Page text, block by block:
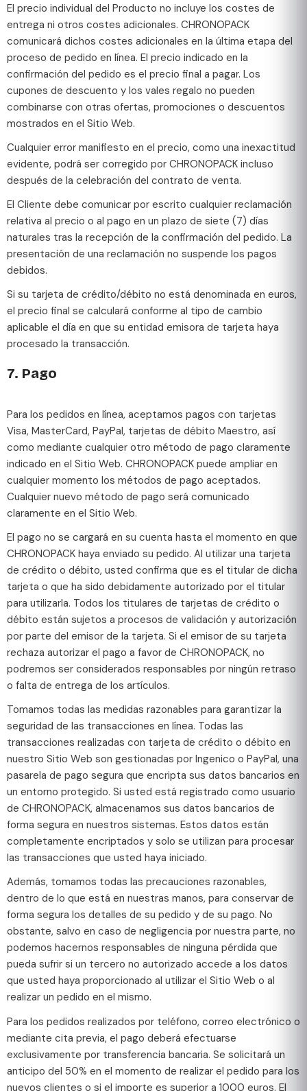
El precio individual del Producto no incluye los costes de
entrega ni otros costes adicionales. CHRONOPACK
comunicará dichos costes adicionales en la última etapa del
proceso de pedido en línea. El precio indicado en la
confirmación del pedido es el precio final a pagar. Los
cupones de descuento y los vales regalo no pueden
combinarse con otras ofertas, promociones o descuentos
mostrados en el Sitio Web.
Cualquier error manifiesto en el precio, como una inexactitud
evidente, podrá ser corregido por CHRONOPACK incluso
después de la celebración del contrato de venta.
El Cliente debe comunicar por escrito cualquier reclamación
relativa al precio o al pago en un plazo de siete (7) días
naturales tras la recepción de la confirmación del pedido. La
presentación de una reclamación no suspende los pagos
debidos.
Si su tarjeta de crédito/débito no está denominada en euros,
el precio final se calculará conforme al tipo de cambio
aplicable el día en que su entidad emisora de tarjeta haya
procesado la transacción.
7. Pago
Para los pedidos en línea, aceptamos pagos con tarjetas
Visa, MasterCard, PayPal, tarjetas de débito Maestro, así
como mediante cualquier otro método de pago claramente
indicado en el Sitio Web. CHRONOPACK puede ampliar en
cualquier momento los métodos de pago aceptados.
Cualquier nuevo método de pago será comunicado
claramente en el Sitio Web.
El pago no se cargará en su cuenta hasta el momento en que
CHRONOPACK haya enviado su pedido. Al utilizar una tarjeta
de crédito o débito, usted confirma que es el titular de dicha
tarjeta o que ha sido debidamente autorizado por el titular
para utilizarla. Todos los titulares de tarjetas de crédito o
débito están sujetos a procesos de validación y autorización
por parte del emisor de la tarjeta. Si el emisor de su tarjeta
rechaza autorizar el pago a favor de CHRONOPACK, no
podremos ser considerados responsables por ningún retraso
o falta de entrega de los artículos.
Tomamos todas las medidas razonables para garantizar la
seguridad de las transacciones en línea. Todas las
transacciones realizadas con tarjeta de crédito o débito en
nuestro Sitio Web son gestionadas por Ingenico o PayPal, una
pasarela de pago segura que encripta sus datos bancarios en
un entorno protegido. Si usted está registrado como usuario
de CHRONOPACK, almacenamos sus datos bancarios de
forma segura en nuestros sistemas. Estos datos están
completamente encriptados y solo se utilizan para procesar
las transacciones que usted haya iniciado.
Además, tomamos todas las precauciones razonables,
dentro de lo que está en nuestras manos, para conservar de
forma segura los detalles de su pedido y de su pago. No
obstante, salvo en caso de negligencia por nuestra parte, no
podemos hacernos responsables de ninguna pérdida que
pueda sufrir si un tercero no autorizado accede a los datos
que usted haya proporcionado al utilizar el Sitio Web o al
realizar un pedido en el mismo.
Para los pedidos realizados por teléfono, correo electrónico o
mediante cita previa, el pago deberá efectuarse
exclusivamente por transferencia bancaria. Se solicitará un
anticipo del 50% en el momento de realizar el pedido para los
nuevos clientes o si el importe es superior a 1000 euros. El